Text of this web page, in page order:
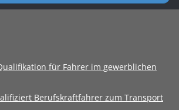
für Fahrer im gewerblichen
Berufskraftfahrer zum Transport